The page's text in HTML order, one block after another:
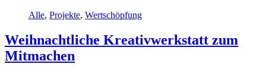
Alle, Projekte, Wertschöpfung
Weihnachtliche Kreativwerkstatt zum
Mitmachen